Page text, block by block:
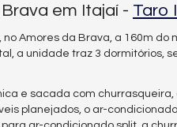
em Itajaí - Taro
Amores da Brava, a 160m do
a unidade traz 3 dormitórios,
e sacada com churrasqueira,
planejados, o ar-